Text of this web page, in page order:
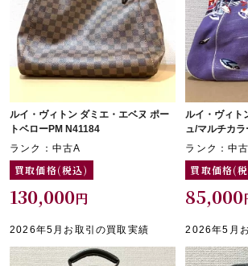
ルイ・ヴィトン ダミエ・エベヌ ポー
トベローPM N41184
ランク：中古A
買取価格(税込)
130,000円
2026年5月お取引の買取実績
ルイ・ヴィト
ュ/マルチカ
ランク：中
買取価格(
85,000
2026年5月